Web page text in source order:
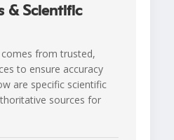
& Scientific
from trusted,
to ensure accuracy
are specific scientific
sources for